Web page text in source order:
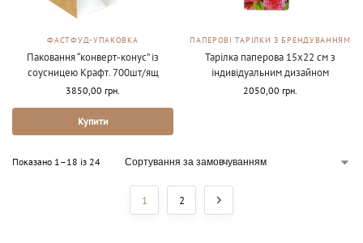
ФАСТФУД-УПАКОВКА
Паковання “конверт-конус” із
соусницею Крафт. 700шт/ящ
3850,00 грн.
Купити
ПАПЕРОВІ ТАРІЛКИ З БРЕНДУВАННЯМ
Тарілка паперова 15х22 см з
індивідуальним дизайном
2050,00 грн.
Показано 1–18 із 24
1 2